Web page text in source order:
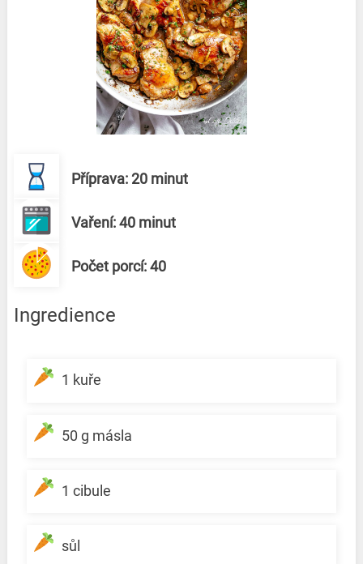
Příprava: 20 minut
Vaření: 40 minut
Počet porcí: 40
Ingredience
1 kuře
50 g másla
1 cibule
sůl